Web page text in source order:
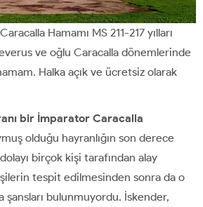
Hamamı MS 211-217 yılları
ve oğlu Caracalla dönemlerinde
Halka açık ve ücretsiz olarak
bir İmparator Caracalla
olduğu hayranlığın son derece
birçok kişi tarafından alay
tespit edilmesinden sonra da o
şansları bulunmuyordu. İskender,